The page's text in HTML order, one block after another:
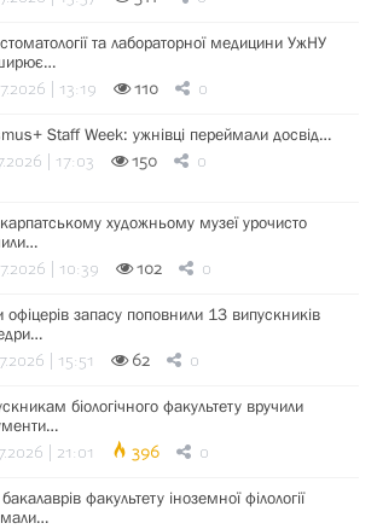
та лабораторної медицини УжНУ
| 13:19 110 0
Staff Week: ужнівці переймали досвід…
| 17:03 150 0
художньому музеї урочисто
| 10:39 102 0
офіцерів запасу поповнили 13 випускників
| 15:51 62 0
біологічного факультету вручили
| 21:01 396 0
факультету іноземної філології